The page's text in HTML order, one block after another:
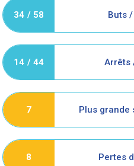
34 / 58 Buts
14 / 44 Arrêts
7 Plus grande
8 Pertes